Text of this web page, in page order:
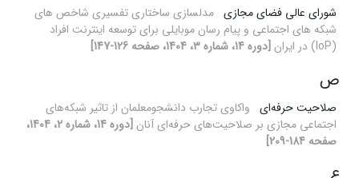
شورای عالی فضای مجازی مدلسازی ساختاری تفسیری شاخص های
شبکه های اجتماعی و پیام رسان موبایلی برای توسعه اینترنت افراد
(IoP) در ایران
[دوره 14، شماره 3، 1404، صفحه 126-147]
ص
صلاحیت حرفه‌ای واکاوی تجارب دانشجومعلمان از تاثیر شبکه‌های
اجتماعی مجازی بر صلاحیت‌های حرفه‌ای آنان
[دوره 14، شماره 2، 1404،
صفحه 184-209]